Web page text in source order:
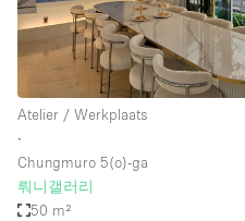
Atelier / Werkplaats
∙
Chungmuro 5(o)-ga
뤄니갤러리
50 m²